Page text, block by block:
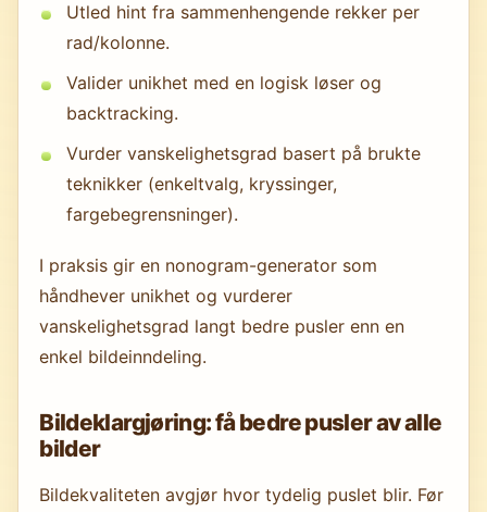
Utled hint fra sammenhengende rekker per
rad/kolonne.
Valider unikhet med en logisk løser og
backtracking.
Vurder vanskelighetsgrad basert på brukte
teknikker (enkeltvalg, kryssinger,
fargebegrensninger).
I praksis gir en nonogram-generator som
håndhever unikhet og vurderer
vanskelighetsgrad langt bedre pusler enn en
enkel bildeinndeling.
Bildeklargjøring: få bedre pusler av alle
bilder
Bildekvaliteten avgjør hvor tydelig puslet blir. Før